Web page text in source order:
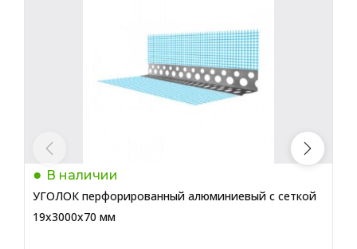
В наличии
УГОЛОК перфорированный алюминиевый с сеткой
19х3000х70 мм